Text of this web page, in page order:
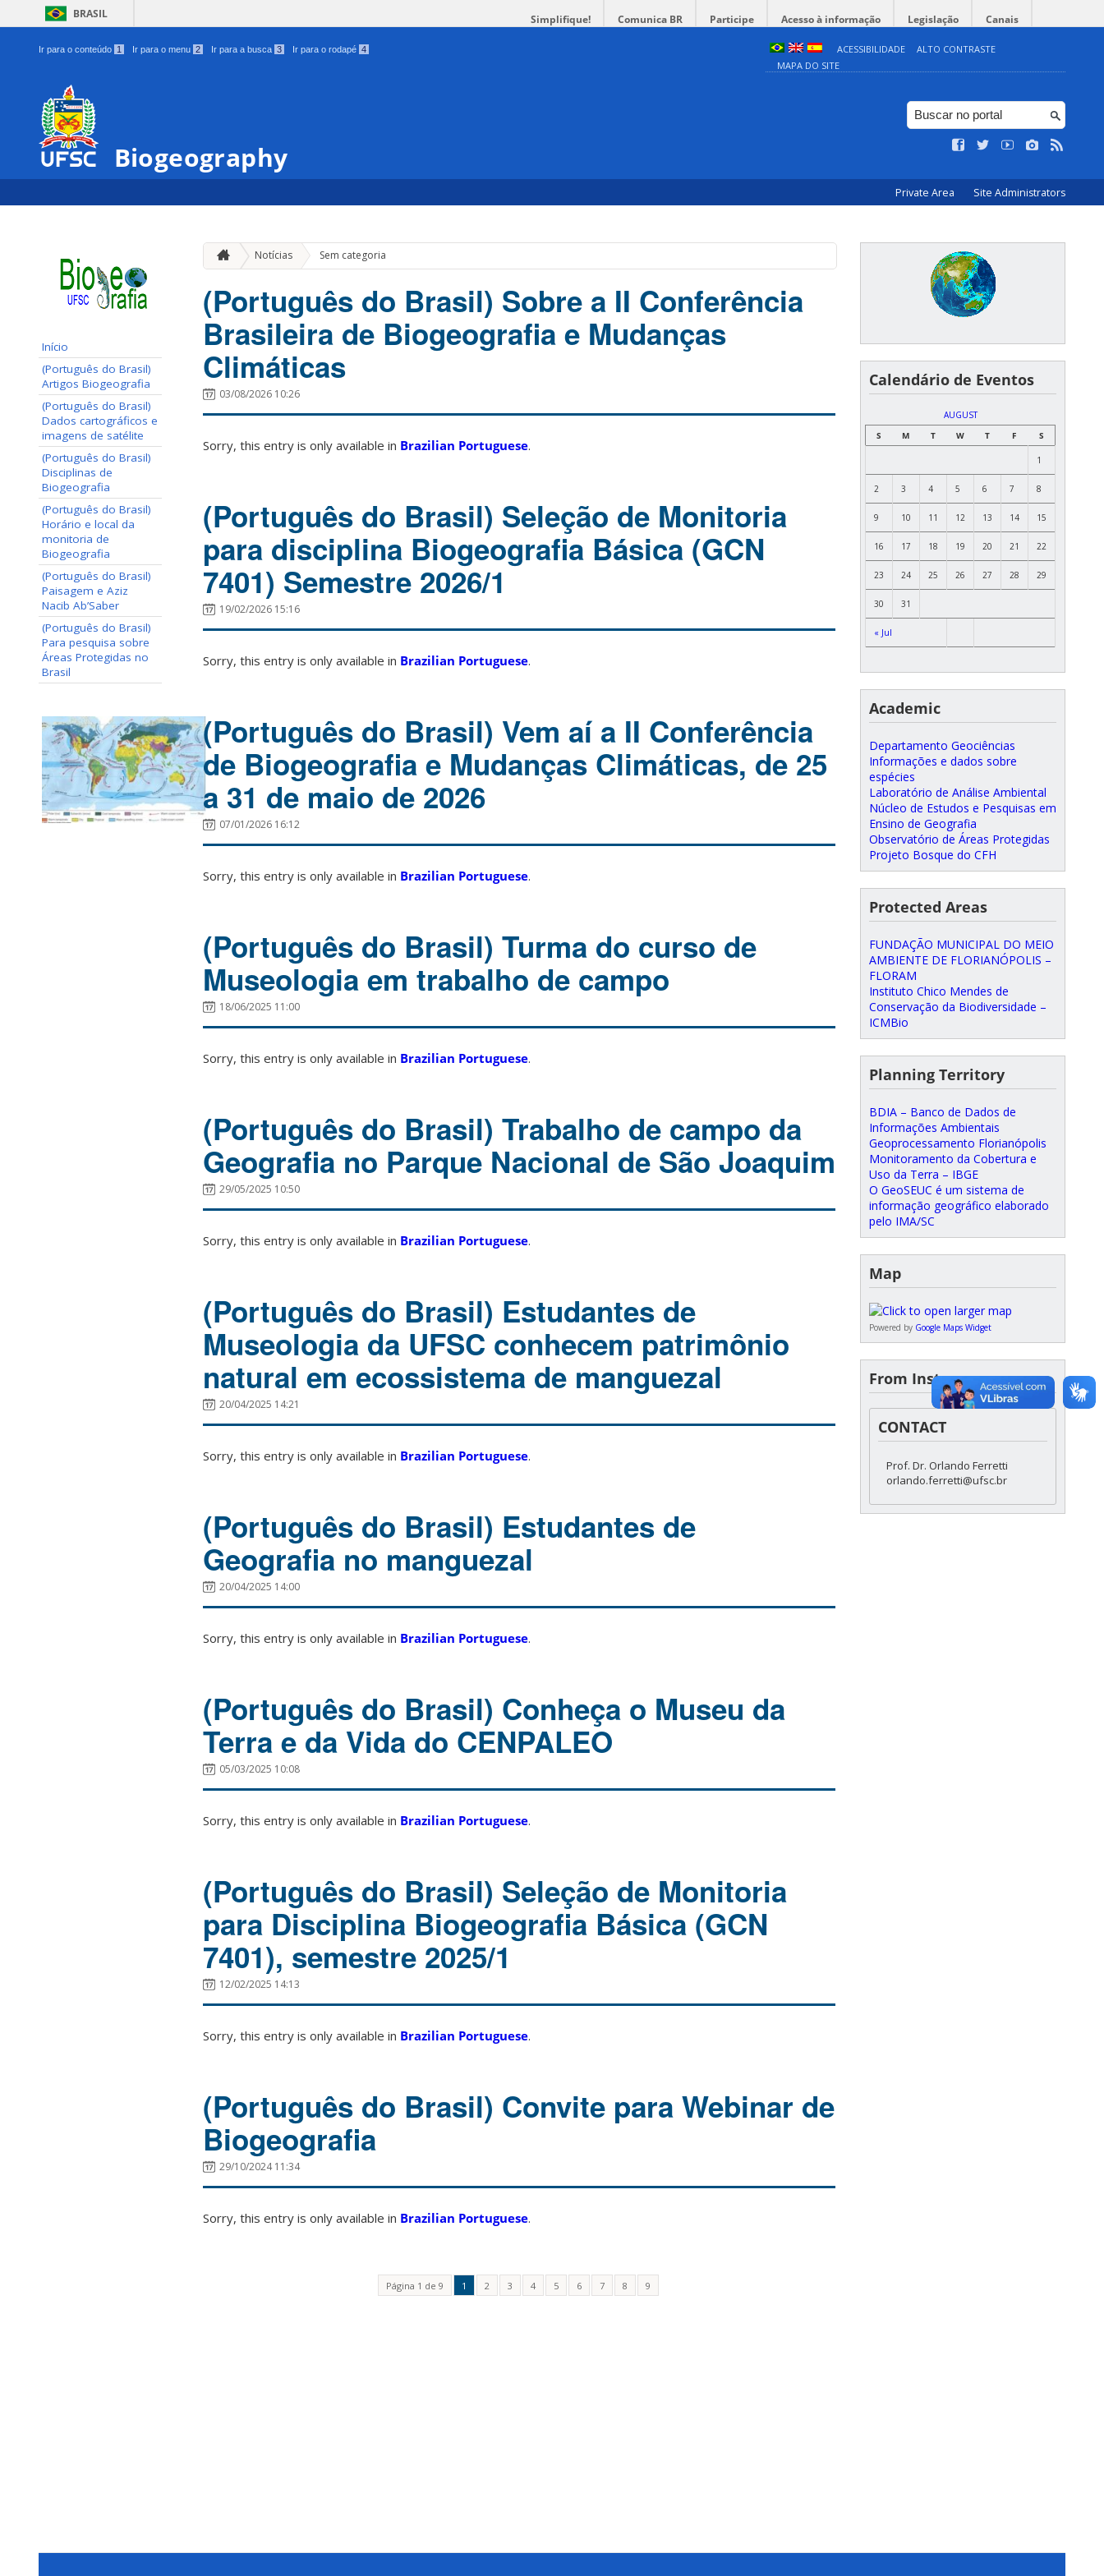
BRASIL Simplifique! Comunica BR Participe Acesso à informação Legislação Canais
Ir para o conteúdo 1 Ir para o menu 2 Ir para a busca 3 Ir para o rodapé 4 ACESSIBILIDADE
ALTO CONTRASTE
MAPA DO SITE
Biogeography
Private Area Site Administrators
Início
(Português do Brasil)
Artigos Biogeografia
(Português do Brasil)
Dados cartográficos e
imagens de satélite
(Português do Brasil)
Disciplinas de
Biogeografia
(Português do Brasil)
Horário e local da
monitoria de
Biogeografia
(Português do Brasil)
Paisagem e Aziz
Nacib Ab’Saber
(Português do Brasil)
Para pesquisa sobre
Áreas Protegidas no
Brasil
Notícias Sem categoria
(Português do Brasil) Sobre a II Conferência
Brasileira de Biogeografia e Mudanças
Climáticas
03/08/2026 10:26
Sorry, this entry is only available in Brazilian Portuguese.
(Português do Brasil) Seleção de Monitoria
para disciplina Biogeografia Básica (GCN
7401) Semestre 2026/1
19/02/2026 15:16
Sorry, this entry is only available in Brazilian Portuguese.
(Português do Brasil) Vem aí a II Conferência
de Biogeografia e Mudanças Climáticas, de 25
a 31 de maio de 2026
07/01/2026 16:12
Sorry, this entry is only available in Brazilian Portuguese.
(Português do Brasil) Turma do curso de
Museologia em trabalho de campo
18/06/2025 11:00
Sorry, this entry is only available in Brazilian Portuguese.
(Português do Brasil) Trabalho de campo da
Geografia no Parque Nacional de São Joaquim
29/05/2025 10:50
Sorry, this entry is only available in Brazilian Portuguese.
(Português do Brasil) Estudantes de
Museologia da UFSC conhecem patrimônio
natural em ecossistema de manguezal
20/04/2025 14:21
Sorry, this entry is only available in Brazilian Portuguese.
(Português do Brasil) Estudantes de
Geografia no manguezal
20/04/2025 14:00
Sorry, this entry is only available in Brazilian Portuguese.
(Português do Brasil) Conheça o Museu da
Terra e da Vida do CENPALEO
05/03/2025 10:08
Sorry, this entry is only available in Brazilian Portuguese.
(Português do Brasil) Seleção de Monitoria
para Disciplina Biogeografia Básica (GCN
7401), semestre 2025/1
12/02/2025 14:13
Sorry, this entry is only available in Brazilian Portuguese.
(Português do Brasil) Convite para Webinar de
Biogeografia
29/10/2024 11:34
Sorry, this entry is only available in Brazilian Portuguese.
Página 1 de 9 1 2 3 4 5 6 7 8 9
Calendário de Eventos
AUGUST
S
M T W T F S
« Jul
1
2 3 4 5 6 7 8
9 10 11 12 13 14 15
16 17 18 19 20 21 22
23 24 25 26 27 28 29
30 31
Academic
Departamento Geociências
Informações e dados sobre
espécies
Laboratório de Análise Ambiental
Núcleo de Estudos e Pesquisas em
Ensino de Geografia
Observatório de Áreas Protegidas
Projeto Bosque do CFH
Protected Areas
FUNDAÇÃO MUNICIPAL DO MEIO
AMBIENTE DE FLORIANÓPOLIS –
FLORAM
Instituto Chico Mendes de
Conservação da Biodiversidade –
ICMBio
Planning Territory
BDIA – Banco de Dados de
Informações Ambientais
Geoprocessamento Florianópolis
Monitoramento da Cobertura e
Uso da Terra – IBGE
O GeoSEUC é um sistema de
informação geográfico elaborado
pelo IMA/SC
Map
Powered by Google Maps Widget
From Instagram
CONTACT
Prof. Dr. Orlando Ferretti
orlando.ferretti@ufsc.br